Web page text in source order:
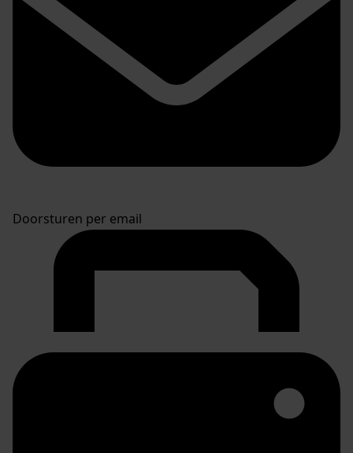
Doorsturen per email